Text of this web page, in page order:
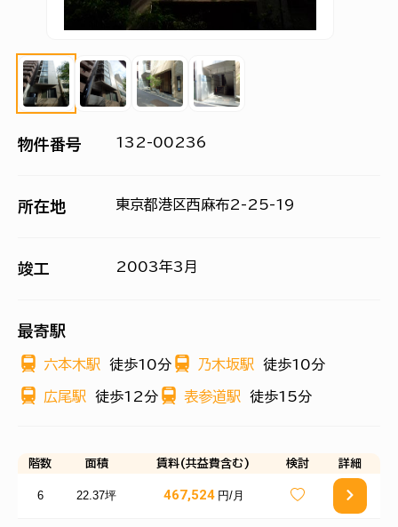
物件番号 132-00236
所在地 東京都港区西麻布2-25-19
竣工 2003年3月
最寄駅
六本木駅 徒歩10分 乃木坂駅 徒歩10分
広尾駅 徒歩12分 表参道駅 徒歩15分
階数 面積 賃料(共益費含む) 検討 詳細
6 22.37坪 467,524 円/月